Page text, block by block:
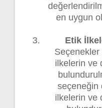
en uygun
Etik
ilkelerin ve
seçeneğin
ilkelerin ve